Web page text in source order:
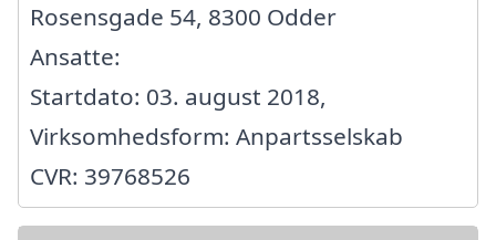
Rosensgade 54, 8300 Odder
Ansatte:
Startdato: 03. august 2018,
Virksomhedsform: Anpartsselskab
CVR: 39768526